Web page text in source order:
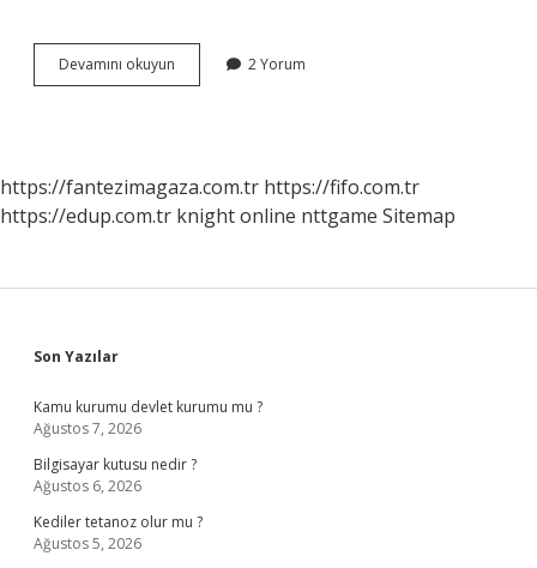
Devamını okuyun
Dostu
Basladi
2 Yorum
https://fantezimagaza.com.tr https://fifo.com.tr
https://edup.com.tr knight online nttgame Sitemap
Sidebar
Son Yazılar
Kamu kurumu devlet kurumu mu ?
Ağustos 7, 2026
Bilgisayar kutusu nedir ?
Ağustos 6, 2026
Kediler tetanoz olur mu ?
Ağustos 5, 2026